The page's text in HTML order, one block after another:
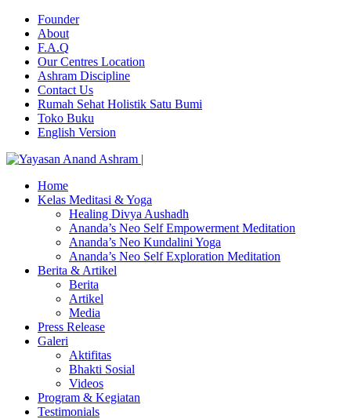
Founder
About
F.A.Q
Our Centres Location
Ashram Discipline
Contact Us
Rumah Sehat Holistik Satu Bumi
Toko Buku
English Version
Home
Kelas Meditasi & Yoga
Healing Divya Aushadh
Ananda’s Neo Self Empowerment Meditation
Ananda’s Neo Kundalini Yoga
Ananda’s Neo Self Exploration Meditation
Berita & Artikel
Berita
Artikel
Media
Press Release
Galeri
Aktifitas
Bhakti Sosial
Videos
Program & Kegiatan
Testimonials